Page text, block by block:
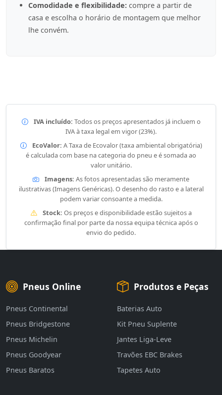
Comodidade e flexibilidade: compre a partir de
casa e escolha o horário de montagem que melhor
lhe convém.
IVA incluído: Todos os preços apresentados já incluem o
IVA à taxa legal em vigor (23%).
EcoValor: A Taxa de Ecovalor (taxa ambiental obrigatória)
é calculada com base na categoria do pneu e é somada ao
valor unitário.
Imagens: As fotos apresentadas são meramente
ilustrativas (Imagens Genéricas). O desenho do rasto e a lateral
podem variar consoante a medida.
Stock: Os preços e disponibilidade estão sujeitos a
confirmação final por parte da nossa equipa técnica após o
envio do pedido.
Pneus Online
Pneus Continental
Pneus Bridgestone
Pneus Michelin
Pneus Goodyear
Pneus Baratos
Produtos e Peças
Baterias Auto
Kit Pneu Suplente
Jantes Liga-Leve
Travões EBC Brakes
Tapetes Auto